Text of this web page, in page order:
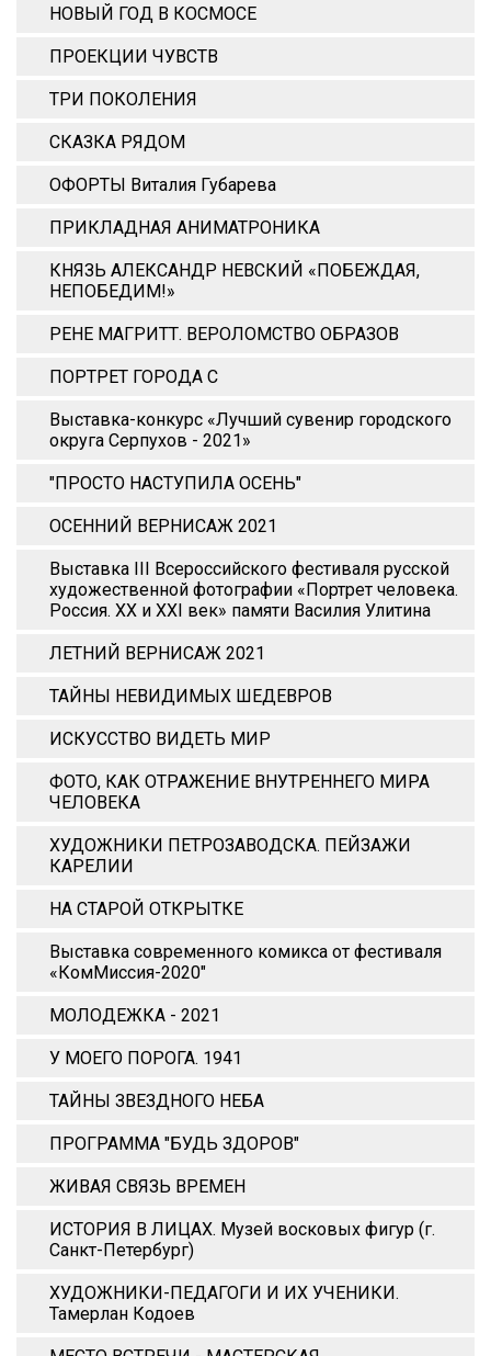
НОВЫЙ ГОД В КОСМОСЕ
ПРОЕКЦИИ ЧУВСТВ
ТРИ ПОКОЛЕНИЯ
СКАЗКА РЯДОМ
ОФОРТЫ Виталия Губарева
ПРИКЛАДНАЯ АНИМАТРОНИКА
КНЯЗЬ АЛЕКСАНДР НЕВСКИЙ «ПОБЕЖДАЯ,
НЕПОБЕДИМ!»
РЕНЕ МАГРИТТ. ВЕРОЛОМСТВО ОБРАЗОВ
ПОРТРЕТ ГОРОДА С
Выставка-конкурс «Лучший сувенир городского
округа Серпухов - 2021»
"ПРОСТО НАСТУПИЛА ОСЕНЬ"
ОСЕННИЙ ВЕРНИСАЖ 2021
Выставка III Всероссийского фестиваля русской
художественной фотографии «Портрет человека.
Россия. XX и XХI век» памяти Василия Улитина
ЛЕТНИЙ ВЕРНИСАЖ 2021
ТАЙНЫ НЕВИДИМЫХ ШЕДЕВРОВ
ИСКУССТВО ВИДЕТЬ МИР
ФОТО, КАК ОТРАЖЕНИЕ ВНУТРЕННЕГО МИРА
ЧЕЛОВЕКА
ХУДОЖНИКИ ПЕТРОЗАВОДСКА. ПЕЙЗАЖИ
КАРЕЛИИ
НА СТАРОЙ ОТКРЫТКЕ
Выставка современного комикса от фестиваля
«КомМиссия-2020"
МОЛОДЕЖКА - 2021
У МОЕГО ПОРОГА. 1941
ТАЙНЫ ЗВЕЗДНОГО НЕБА
ПРОГРАММА "БУДЬ ЗДОРОВ"
ЖИВАЯ СВЯЗЬ ВРЕМЕН
ИСТОРИЯ В ЛИЦАХ. Музей восковых фигур (г.
Санкт-Петербург)
ХУДОЖНИКИ-ПЕДАГОГИ И ИХ УЧЕНИКИ.
Тамерлан Кодоев